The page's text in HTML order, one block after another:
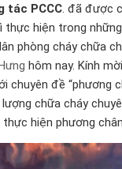
tác PCCC. đã được
thực hiện trong
phòng cháy chữa
hôm nay. Kính
chuyên đề “phương
chữa cháy
thực hiện phương